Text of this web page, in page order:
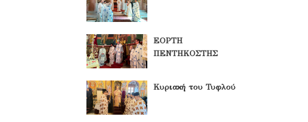
ΕΟΡΤΗ
ΠΕΝΤΗΚΟΣΤΗΣ
Κυριακή του Τυφλού